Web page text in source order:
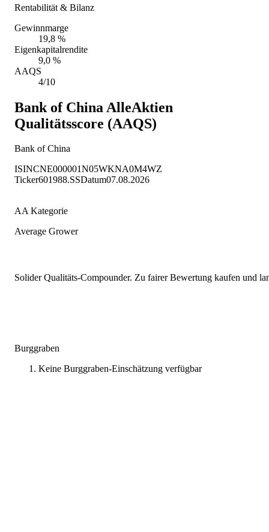
Rentabilität & Bilanz
Gewinnmarge
19,8 %
Eigenkapitalrendite
9,0 %
AAQS
4/10
Bank of China AlleAktien
Qualitätsscore (AAQS)
Bank of China
ISINCNE000001N05WKNA0M4WZ
Ticker601988.SSDatum07.08.2026
AA Kategorie
Average Grower
Solider Qualitäts-Compounder. Zu fairer Bewertung kaufen und
Burggraben
Keine Burggraben-Einschätzung verfügbar